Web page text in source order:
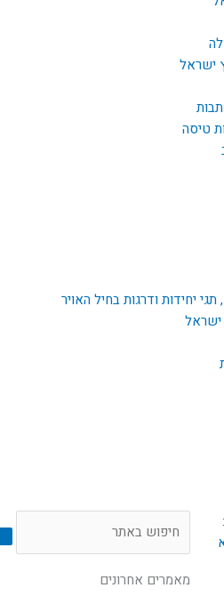
ישראל
טיסה
יחידות ודרגות בחיל האויר
ישראל
מאמרים אחרונים